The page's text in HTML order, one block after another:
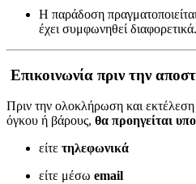
Η παράδοση πραγματοποιείται
έχει συμφωνηθεί διαφορετικά.
Επικοινωνία πριν την
Πριν την ολοκλήρωση και
όγκου ή βάρους, θα προηγείται
είτε τηλεφωνικά
είτε μέσω email